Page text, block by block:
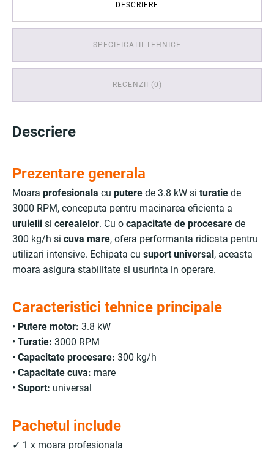
DESCRIERE
SPECIFICATII TEHNICE
RECENZII (0)
Descriere
Prezentare generala
Moara profesionala cu putere de 3.8 kW si turatie de
3000 RPM, conceputa pentru macinarea eficienta a
uruielii si cerealelor. Cu o capacitate de procesare de
300 kg/h si cuva mare, ofera performanta ridicata pentru
utilizari intensive. Echipata cu suport universal, aceasta
moara asigura stabilitate si usurinta in operare.
Caracteristici tehnice principale
• Putere motor: 3.8 kW
• Turatie: 3000 RPM
• Capacitate procesare: 300 kg/h
• Capacitate cuva: mare
• Suport: universal
Pachetul include
✓ 1 x moara profesionala